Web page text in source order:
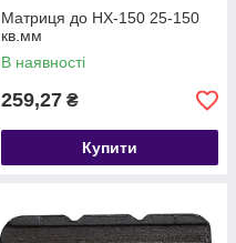
Матриця до HX-150 25-150
кв.мм
В наявності
259,27 ₴
Купити